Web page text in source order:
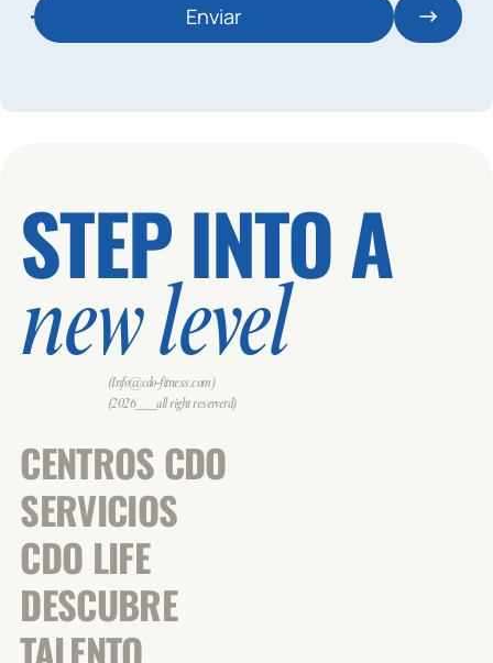
Enviar
STEP INTO A
new level
(Info@cdo-fitness.com)
(2026___all right reserverd)
CENTROS CDO
SERVICIOS
CDO LIFE
DESCUBRE